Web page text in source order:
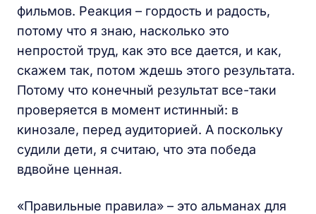
фильмов. Реакция – гордость и радость,
потому что я знаю, насколько это
непростой труд, как это все дается, и как,
скажем так, потом ждешь этого результата.
Потому что конечный результат все-таки
проверяется в момент истинный: в
кинозале, перед аудиторией. А поскольку
судили дети, я считаю, что эта победа
вдвойне ценная.
«Правильные правила» – это альманах для